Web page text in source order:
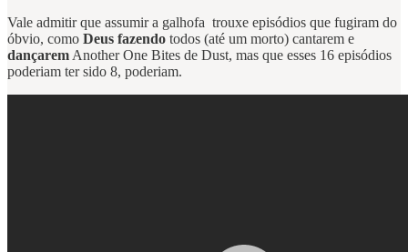
Vale admitir que assumir a galhofa trouxe episódios que fugiram do
óbvio, como Deus fazendo todos (até um morto) cantarem e
dançarem Another One Bites de Dust, mas que esses 16 episódios
poderiam ter sido 8, poderiam.